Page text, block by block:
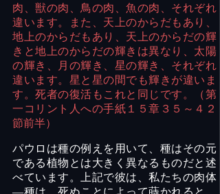
肉、獣の肉、鳥の肉、魚の肉、それぞれ
違います。また、天上のからだもあり、
地上のからだもあり、天上のからだの輝
きと地上のからだの輝きは異なり、太陽
の輝き、月の輝き、星の輝き、それぞれ
違います。星と星の間でも輝きが違いま
す。死者の復活もこれと同じです。（第
一コリント人への手紙１５章３５～４２
節前半）
パウロは種の例えを用いて、種はその元
である植物とは大きく異なるものだと述
べています。上記で彼は、私たちの肉体
―種は、死ぬことによって蒔かれると、